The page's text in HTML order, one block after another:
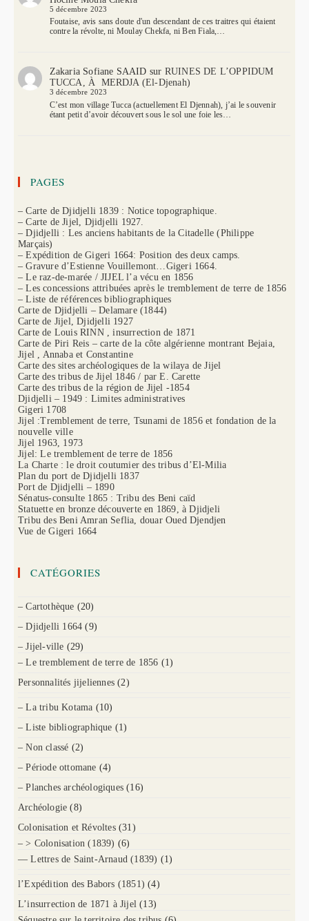
5 décembre 2023
Foutaise, avis sans doute d'un descendant de ces traitres qui étaient
contre la révolte, ni Moulay Chekfa, ni Ben Fiala,…
Zakaria Sofiane SAAID sur RUINES DE L’OPPIDUM
TUCCA, À MERDJA (El-Djenah)
3 décembre 2023
C’est mon village Tucca (actuellement El Djennah), j’ai le souvenir
étant petit d’avoir découvert sous le sol une foie les…
PAGES
– Carte de Djidjelli 1839 : Notice topographique.
– Carte de Jijel, Djidjelli 1927.
– Djidjelli : Les anciens habitants de la Citadelle (Philippe
Marçais)
– Expédition de Gigeri 1664: Position des deux camps.
– Gravure d’Estienne Vouillemont…Gigeri 1664.
– Le raz-de-marée / JIJEL l’a vécu en 1856
– Les concessions attribuées après le tremblement de terre de 1856
– Liste de références bibliographiques
Carte de Djidjelli – Delamare (1844)
Carte de Jijel, Djidjelli 1927
Carte de Louis RINN , insurrection de 1871
Carte de Piri Reis – carte de la côte algérienne montrant Bejaia,
Jijel , Annaba et Constantine
Carte des sites archéologiques de la wilaya de Jijel
Carte des tribus de Jijel 1846 / par E. Carette
Carte des tribus de la région de Jijel -1854
Djidjelli – 1949 : Limites administratives
Gigeri 1708
Jijel :Tremblement de terre, Tsunami de 1856 et fondation de la
nouvelle ville
Jijel 1963, 1973
Jijel: Le tremblement de terre de 1856
La Charte : le droit coutumier des tribus d’El-Milia
Plan du port de Djidjelli 1837
Port de Djidjelli – 1890
Sénatus-consulte 1865 : Tribu des Beni caïd
Statuette en bronze découverte en 1869, à Djidjeli
Tribu des Beni Amran Seflia, douar Oued Djendjen
Vue de Gigeri 1664
CATÉGORIES
– Cartothèque (20)
– Djidjelli 1664 (9)
– Jijel-ville (29)
– Le tremblement de terre de 1856 (1)
Personnalités jijeliennes (2)
– La tribu Kotama (10)
– Liste bibliographique (1)
– Non classé (2)
– Période ottomane (4)
– Planches archéologiques (16)
Archéologie (8)
Colonisation et Révoltes (31)
– > Colonisation (1839) (6)
— Lettres de Saint-Arnaud (1839) (1)
l’Expédition des Babors (1851) (4)
L’insurrection de 1871 à Jijel (13)